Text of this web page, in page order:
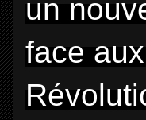
un
face